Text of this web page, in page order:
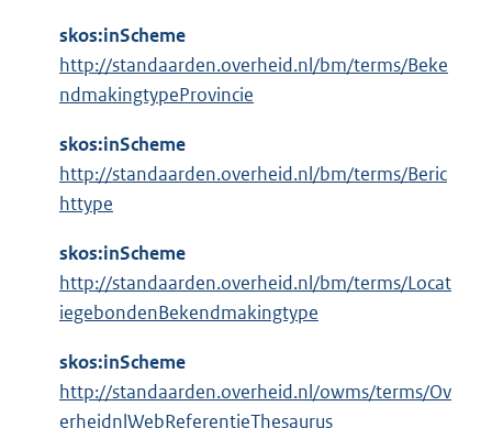
skos:inScheme
http://standaarden.overheid.nl/bm/terms/Beke
ndmakingtypeProvincie
skos:inScheme
http://standaarden.overheid.nl/bm/terms/Beric
httype
skos:inScheme
http://standaarden.overheid.nl/bm/terms/Locat
iegebondenBekendmakingtype
skos:inScheme
http://standaarden.overheid.nl/owms/terms/Ov
erheidnlWebReferentieThesaurus